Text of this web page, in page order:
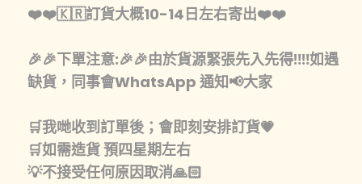
❤️❤️🇰🇷訂貨大概10-14日左右寄出❤️❤️
🎉🎉下單注意:🎉🎉由於貨源緊張先入先得‼️‼️如遇
缺貨，同事會WhatsApp 通知📢大家
🛒我哋收到訂單後；會即刻安排訂貨💗
🛒如需造貨 預四星期左右
💡不接受任何原因取消🙏🏻